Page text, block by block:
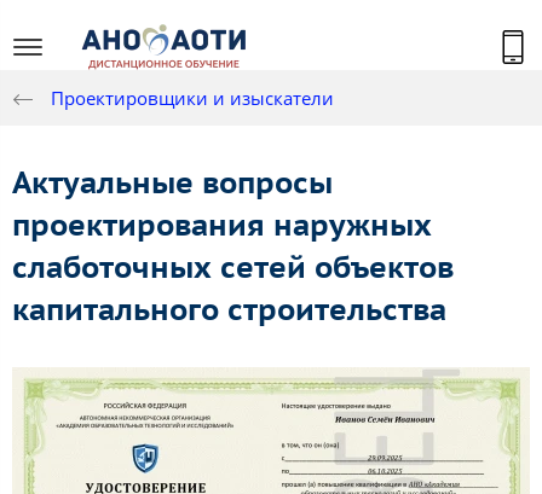
Проектировщики и изыскатели
Актуальные вопросы
проектирования наружных
слаботочных сетей объектов
капитального строительства